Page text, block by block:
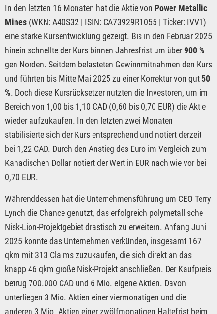
In den letzten 16 Monaten hat die Aktie von Power Metallic
Mines (WKN: A40S32 | ISIN: CA73929R1055 | Ticker: IVV1)
eine starke Kursentwicklung gezeigt. Bis in den Februar 2025
hinein schnellte der Kurs binnen Jahresfrist um über900 %
gen Norden. Seitdem belasteten Gewinnmitnahmen den Kurs
und führten bis Mitte Mai 2025 zu einer Korrektur von gut 50
%. Doch diese Kursrücksetzer nutzten die Investoren, um im
Bereich von 1,00 bis 1,10 CAD (0,60 bis 0,70 EUR) die Aktie
wieder aufzukaufen. In den letzten zwei Monaten
stabilisierte sich der Kurs entsprechend und notiert derzeit
bei 1,22 CAD. Durch den Anstieg des Euro im Vergleich zum
Kanadischen Dollar notiert der Wert in EUR nach wie vor bei
0,70 EUR.
Währenddessen hat die Unternehmensführung um CEO Terry
Lynch die Chance genutzt, das erfolgreich polymetallische
Nisk-Lion-Projektgebiet drastisch zu erweitern. Anfang Juni
2025 konnte das Unternehmen verkünden, insgesamt 167
qkm mit 313 Claims zuzukaufen, die sich direkt an das
knapp 46 qkm große Nisk-Projekt anschließen. Der Kaufpreis
betrug 700.000 CAD und 6 Mio. eigene Aktien. Davon
unterliegen 3 Mio. Aktien einer viermonatigen und die
anderen 3 Mio. Aktien einer zwölfmonatigen Haltefrist beim